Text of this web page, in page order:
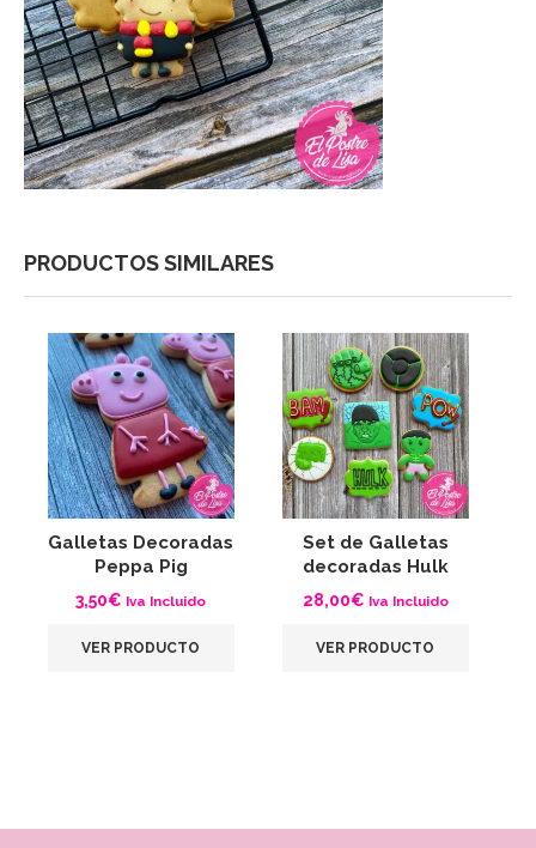
PRODUCTOS SIMILARES
Galletas Decoradas
Peppa Pig
3,50€ Iva Incluido
VER PRODUCTO
Set de Galletas
decoradas Hulk
28,00€ Iva Incluido
VER PRODUCTO